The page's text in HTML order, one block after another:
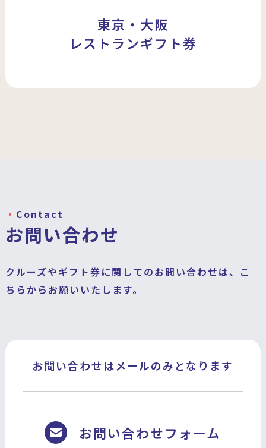
東京・大阪
レストランギフト券
Contact
お問い合わせ
クルーズやギフト券に関してのお問い合わせは、こ
ちらからお願いいたします。
お問い合わせはメールのみとなります
お問い合わせフォーム